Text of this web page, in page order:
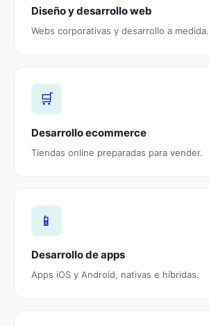
Diseño y desarrollo web
Webs corporativas y desarrollo a medida.
🛒
Desarrollo ecommerce
Tiendas online preparadas para vender.
📱
Desarrollo de apps
Apps iOS y Android, nativas e híbridas.